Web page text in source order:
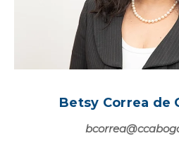
Betsy Correa de